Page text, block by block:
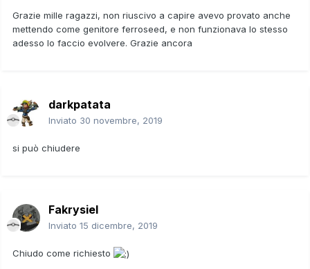
Grazie mille ragazzi, non riuscivo a capire avevo provato anche
mettendo come genitore ferroseed, e non funzionava lo stesso
adesso lo faccio evolvere. Grazie ancora
darkpatata
Inviato 30 novembre, 2019
si può chiudere
Fakrysiel
Inviato 15 dicembre, 2019
Chiudo come richiesto